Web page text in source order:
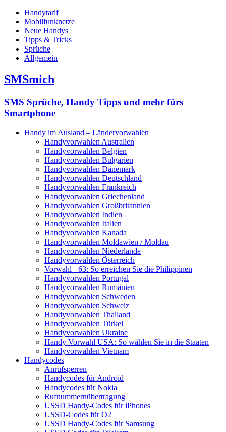
Handytarif
Mobilfunknetze
Neue Handys
Tipps & Tricks
Sprüche
Allgemein
SMSmich
SMS Sprüche, Handy Tipps und mehr fürs
Smartphone
Handy im Ausland – Ländervorwahlen
Handyvorwahlen Australien
Handyvorwahlen Belgien
Handyvorwahlen Bulgarien
Handyvorwahlen Dänemark
Handyvorwahlen Deutschland
Handyvorwahlen Frankreich
Handyvorwahlen Griechenland
Handyvorwahlen Großbritannien
Handyvorwahlen Indien
Handyvorwahlen Italien
Handyvorwahlen Kanada
Handyvorwahlen Moldawien / Moldau
Handyvorwahlen Niederlande
Handyvorwahlen Österreich
Vorwahl +63: So erreichen Sie die Philippinen
Handyvorwahlen Portugal
Handyvorwahlen Rumänien
Handyvorwahlen Schweden
Handyvorwahlen Schweiz
Handyvorwahlen Thailand
Handyvorwahlen Türkei
Handyvorwahlen Ukraine
Handy Vorwahl USA: So wählen Sie in die Staaten
Handyvorwahlen Vietnam
Handycodes
Anrufsperren
Handycodes für Android
Handycodes für Nokia
Rufnummernübertragung
USSD Handy-Codes für iPhones
USSD-Codes für O2
USSD Handy-Codes für Samsung